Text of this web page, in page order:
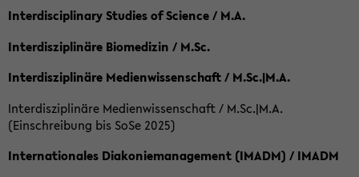
Interdisciplinary Studies of Science / M.A.
Interdisziplinäre Biomedizin / M.Sc.
Interdisziplinäre Medienwissenschaft / M.Sc.|M.A.
Interdisziplinäre Medienwissenschaft / M.Sc.|M.A.
(Einschreibung bis SoSe 2025)
Internationales Diakoniemanagement (IMADM) / IMADM